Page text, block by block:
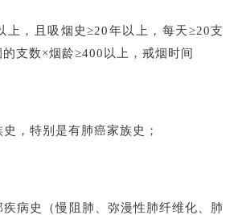
上，且吸烟史≥20年以上，每天≥20支
支数×烟龄≥400以上，戒烟时间
，特别是有肺癌家族史；
病史（慢阻肺、弥漫性肺纤维化、肺